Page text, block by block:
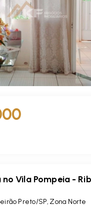
no Vila Pompeia -
Preto/SP, Zona Norte